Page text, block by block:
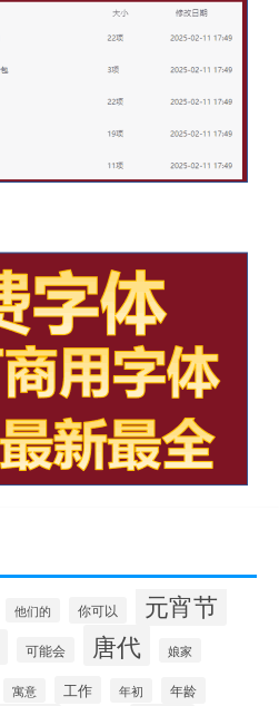
他们的 你可以 元宵节
可能会 唐代 娘家
寓意 工作 年初 年龄